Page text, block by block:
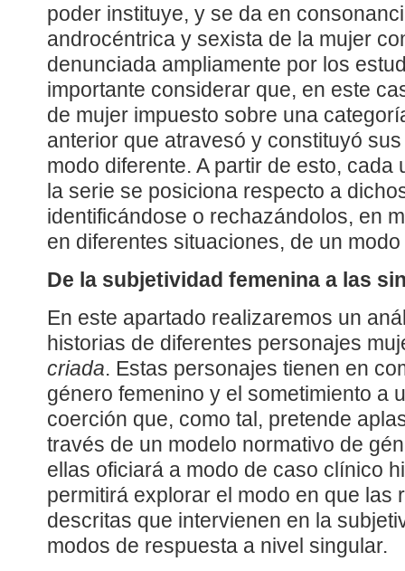
poder instituye, y se da en
androcéntrica y sexista de la mujer
denunciada ampliamente por los
importante considerar que, en este
de mujer impuesto sobre una
anterior que atravesó y constituyó
modo diferente. A partir de esto,
la serie se posiciona respecto a
identificándose o rechazándolos, en
en diferentes situaciones, de un
De la subjetividad femenina a las
En este apartado realizaremos un
historias de diferentes personajes
criada. Estas personajes tienen en
género femenino y el sometimiento a
coerción que, como tal, pretende
través de un modelo normativo de
ellas oficiará a modo de caso clínico
permitirá explorar el modo en que las
descritas que intervienen en la
modos de respuesta a nivel singular.